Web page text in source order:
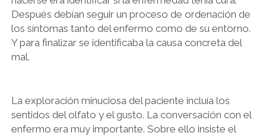
Después debían seguir un proceso de ordenación de
los síntomas tanto del enfermo como de su entorno.
Y para finalizar se identificaba la causa concreta del
mal.
La exploración minuciosa del paciente incluía los
sentidos del olfato y el gusto. La conversación con el
enfermo era muy importante. Sobre ello insiste el